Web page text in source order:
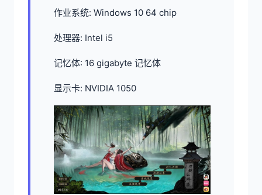
作业系统: Windows 10 64 chip
处理器: Intel i5
记忆体: 16 gigabyte 记忆体
显示卡: NVIDIA 1050